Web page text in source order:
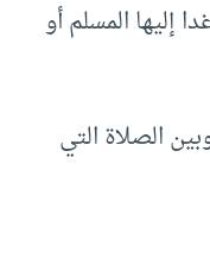
إليها المسلم أو
الصلاة التي